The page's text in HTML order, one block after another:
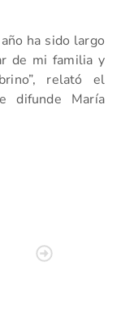
ha sido largo
de mi familia y
relató el
difunde María